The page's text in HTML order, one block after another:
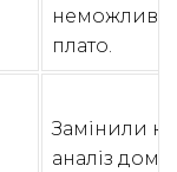
неможливо
плато.
Замінили
аналіз